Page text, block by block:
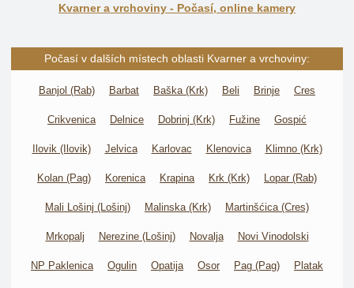
Kvarner a vrchoviny - Počasí, online kamery
Počasí v dalších místech oblasti Kvarner a vrchoviny:
Banjol (Rab) Barbat Baška (Krk) Beli Brinje Cres
Crikvenica Delnice Dobrinj (Krk) Fužine Gospić
Ilovik (Ilovik) Jelvica Karlovac Klenovica Klimno (Krk)
Kolan (Pag) Korenica Krapina Krk (Krk) Lopar (Rab)
Mali Lošinj (Lošinj) Malinska (Krk) Martinšćica (Cres)
Mrkopalj Nerezine (Lošinj) Novalja Novi Vinodolski
NP Paklenica Ogulin Opatija Osor Pag (Pag) Platak